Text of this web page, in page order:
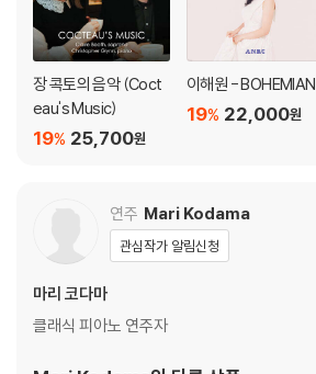
장 콕토의 음악 (Coct
eau's Music)
25,700원
19%
이해원 - BOHEMIAN
22,000원
19%
연주 Mari Kodama
관심작가 알림신청
마리 코다마
클래식 피아노 연주자